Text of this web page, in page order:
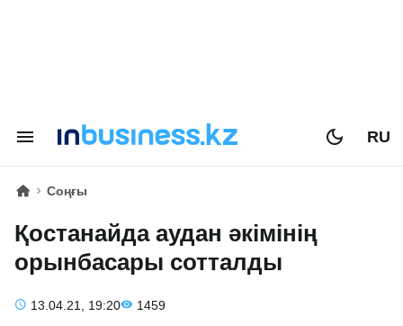
RU
Соңғы
Қостанайда аудан әкімінің
орынбасары сотталды
13.04.21, 19:20 1459